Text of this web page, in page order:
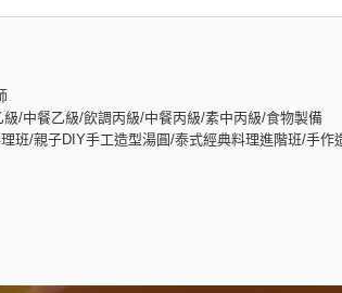
/中餐乙級/飲調丙級/中餐丙級/素中丙級/食物製備
班/親子DIY手工造型湯圓/泰式經典料理進階班/手